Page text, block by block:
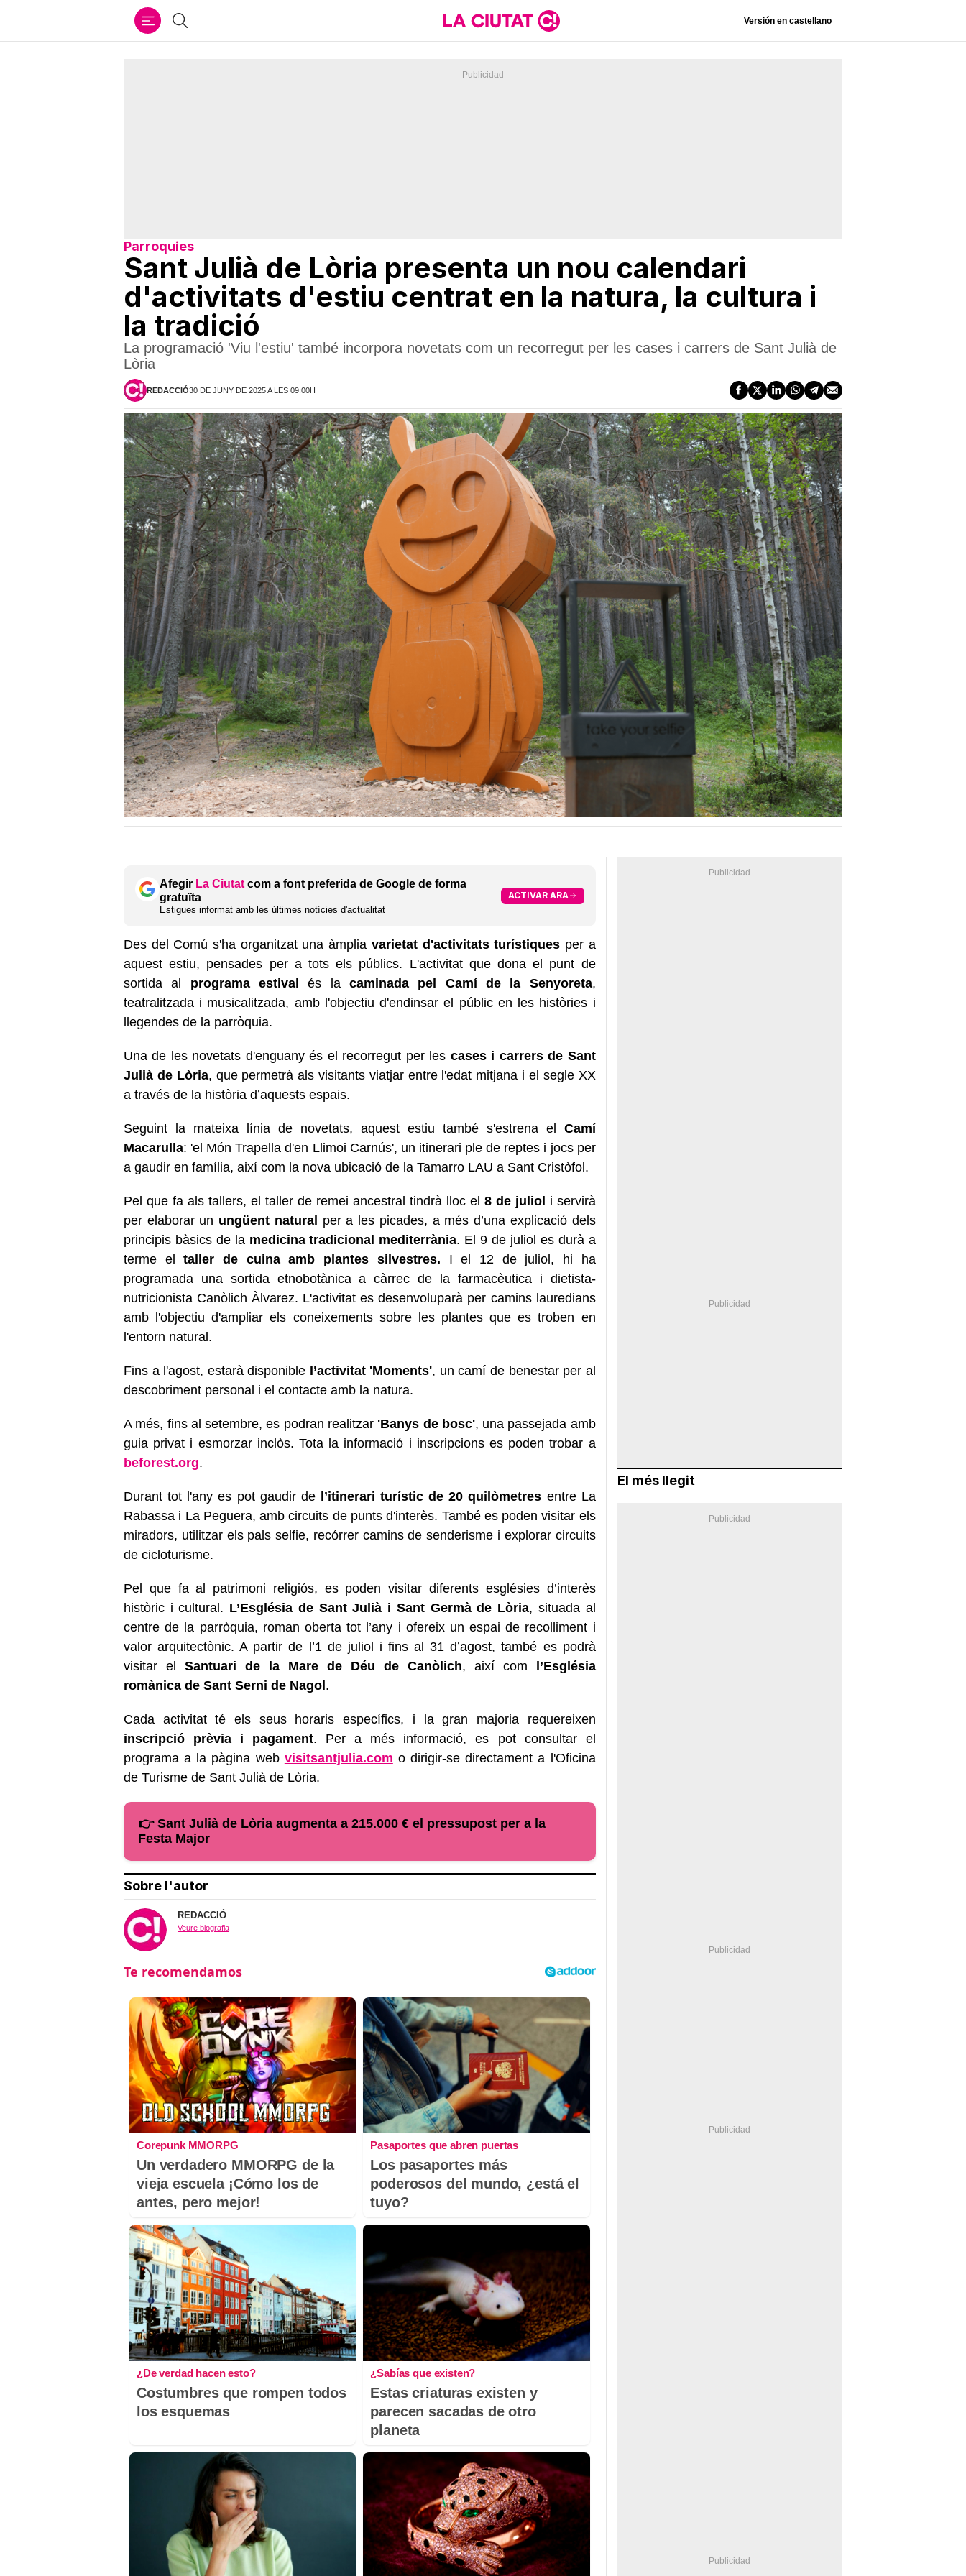
Cercar Versión en castellano
Parroquies
Sant Julià de Lòria presenta un nou calendari
d'activitats d'estiu centrat en la natura, la cultura i
la tradició
La programació 'Viu l'estiu' també incorpora novetats com un recorregut per les cases i carrers de Sant Julià de
Lòria
REDACCIÓ30 DE JUNY DE 2025 A LES 09:00H
Afegir La Ciutat com a font preferida de Google de forma
gratuïta
Estigues informat amb les últimes notícies d'actualitat
ACTIVAR ARA
Des del Comú s'ha organitzat una àmplia varietat d'activitats turístiques per a
aquest estiu, pensades per a tots els públics. L'activitat que dona el punt de
sortida al programa estival és lacaminada pel Camí de la Senyoreta,
teatralitzada i musicalitzada, amb l'objectiu d'endinsar el públic en les històries i
llegendes de la parròquia.
Una de les novetats d'enguany és el recorregut per les cases i carrers de Sant
Julià de Lòria, que permetrà als visitants viatjar entre l'edat mitjana i el segle XX
a través de la història d’aquests espais.
Seguint la mateixa línia de novetats, aquest estiu també s'estrena el Camí
Macarulla: 'el Món Trapella d'en Llimoi Carnús', un itinerari ple de reptes i jocs per
a gaudir en família, així com la nova ubicació de la Tamarro LAU a Sant Cristòfol.
Pel que fa als tallers, el taller de remei ancestral tindrà lloc el 8 de juliol i servirà
per elaborar un ungüent natural per a les picades, a més d’una explicació dels
principis bàsics de lamedicina tradicional mediterrània. El 9 de juliol es durà a
terme eltaller de cuina amb plantes silvestres. I el 12 de juliol, hi ha
programada una sortida etnobotànica a càrrec de la farmacèutica i dietista-
nutricionista Canòlich Àlvarez. L'activitat es desenvoluparà per camins lauredians
amb l'objectiu d'ampliar els coneixements sobre les plantes que es troben en
l'entorn natural.
Fins a l'agost, estarà disponible l’activitat 'Moments', un camí de benestar per al
descobriment personal i el contacte amb la natura.
A més, fins al setembre, es podran realitzar 'Banys de bosc', una passejada amb
guia privat i esmorzar inclòs. Tota la informació i inscripcions es poden trobar a
beforest.org.
Durant tot l'any es pot gaudir del’itinerari turístic de 20 quilòmetres entre La
Rabassa i La Peguera, amb circuits de punts d'interès. També es poden visitar els
miradors, utilitzar els pals selfie, recórrer camins de senderisme i explorar circuits
de cicloturisme.
Pel que fa al patrimoni religiós, es poden visitar diferents esglésies d’interès
històric i cultural. L’Església de Sant Julià i Sant Germà de Lòria, situada al
centre de la parròquia, roman oberta tot l’any i ofereix un espai de recolliment i
valor arquitectònic. A partir de l’1 de juliol i fins al 31 d’agost, també es podrà
visitar el Santuari de la Mare de Déu de Canòlich, així com l’Església
romànica de Sant Serni de Nagol.
Cada activitat té els seus horaris específics, i la gran majoria requereixen
inscripció prèvia i pagament. Per a més informació, es pot consultar el
programa a la pàgina web visitsantjulia.com o dirigir-se directament a l'Oficina
de Turisme de Sant Julià de Lòria.
👉 Sant Julià de Lòria augmenta a 215.000 € el pressupost per a la
Festa Major
Sobre l'autor
REDACCIÓ
Veure biografia
Corepunk MMORPG
Un verdadero MMORPG de la
vieja escuela ¡Cómo los de
antes, pero mejor!
Pasaportes que abren puertas
Los pasaportes más
poderosos del mundo, ¿está el
tuyo?
¿De verdad hacen esto?
Costumbres que rompen todos
los esquemas
¿Sabías que existen?
Estas criaturas existen y
parecen sacadas de otro
planeta
El més llegit